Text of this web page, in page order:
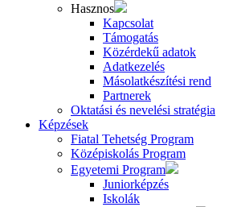
Hasznos
Kapcsolat
Támogatás
Közérdekű adatok
Adatkezelés
Másolatkészítési rend
Partnerek
Oktatási és nevelési stratégia
Képzések
Fiatal Tehetség Program
Középiskolás Program
Egyetemi Program
Juniorképzés
Iskolák